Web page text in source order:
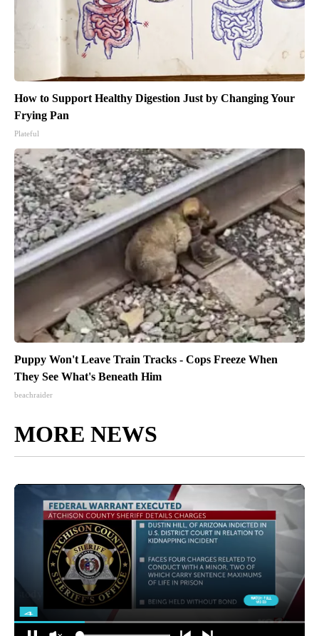
How to Support Healthy Digestion Just by Changing Your
Frying Pan
Plateful
Puppy Won't Leave Train Tracks - Cops Freeze When
They See What's Beneath Him
beachraider
MORE NEWS